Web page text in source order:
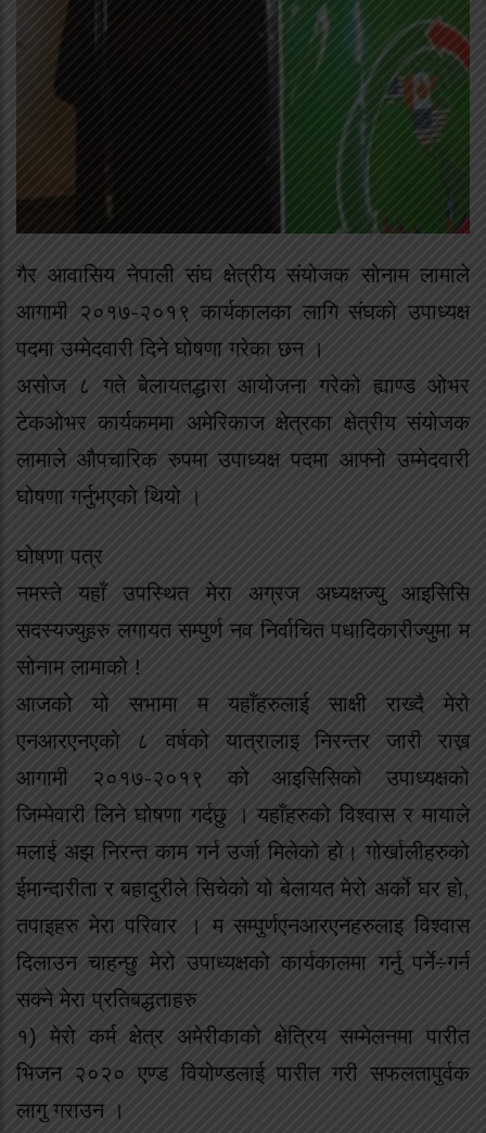
गैर आवासिय नेपाली संघ क्षेत्रीय संयोजक सोनाम लामाले
आगामी २०१७-२०१९ कार्यकालका लागि संघको उपाध्यक्ष
पदमा उम्मेदवारी दिने घोषणा गरेका छन ।
असोज ८ गते बेलायतद्धारा आयोजना गरेको ह्याण्ड ओभर
टेकओभर कार्यकममा अमेरिकाज क्षेत्रका क्षेत्रीय संयोजक
लामाले औपचारिक रुपमा उपाध्यक्ष पदमा आफ्नो उम्मेदवारी
घोषणा गर्नुभएको थियो ।
घोषणा पत्र
नमस्ते यहाँ उपस्थित मेरा अग्रज अध्यक्षज्यु आइसिसि
सदस्यज्युहरु लगायत सम्पुर्ण नव निर्वाचित पधादिकारीज्युमा म
सोनाम लामाको !
आजको यो सभामा म यहाँहरुलाई साक्षी राख्दै मेरो
एनआरएनएको ८ वर्षको यात्रालाइ निरन्तर जारी राख्न
आगामी २०१७-२०१९ को आइसिसिको उपाध्यक्षको
जिम्मेवारी लिने घोषणा गर्दछु । यहाँहरुको विश्वास र मायाले
मलाई अझ निरन्त काम गर्न उर्जा मिलेको हो। गोर्खालीहरुको
ईमान्दारीता र बहादुरीले सिचेको यो बेलायत मेरो अर्को घर हो,
तपाइहरु मेरा परिवार । म सम्पुर्णएनआरएनहरुलाइ विश्वास
दिलाउन चाहन्छु मेरो उपाध्यक्षको कार्यकालमा गर्नु पर्ने÷गर्न
सक्ने मेरा प्रतिबद्धताहरु
१) मेरो कर्म क्षेत्र अमेरीकाको क्षेत्रिय सम्मेलनमा पारीत
भिजन २०२० एण्ड वियोण्डलाई पारीत गरी सफलतापुर्वक
लागु गराउन ।